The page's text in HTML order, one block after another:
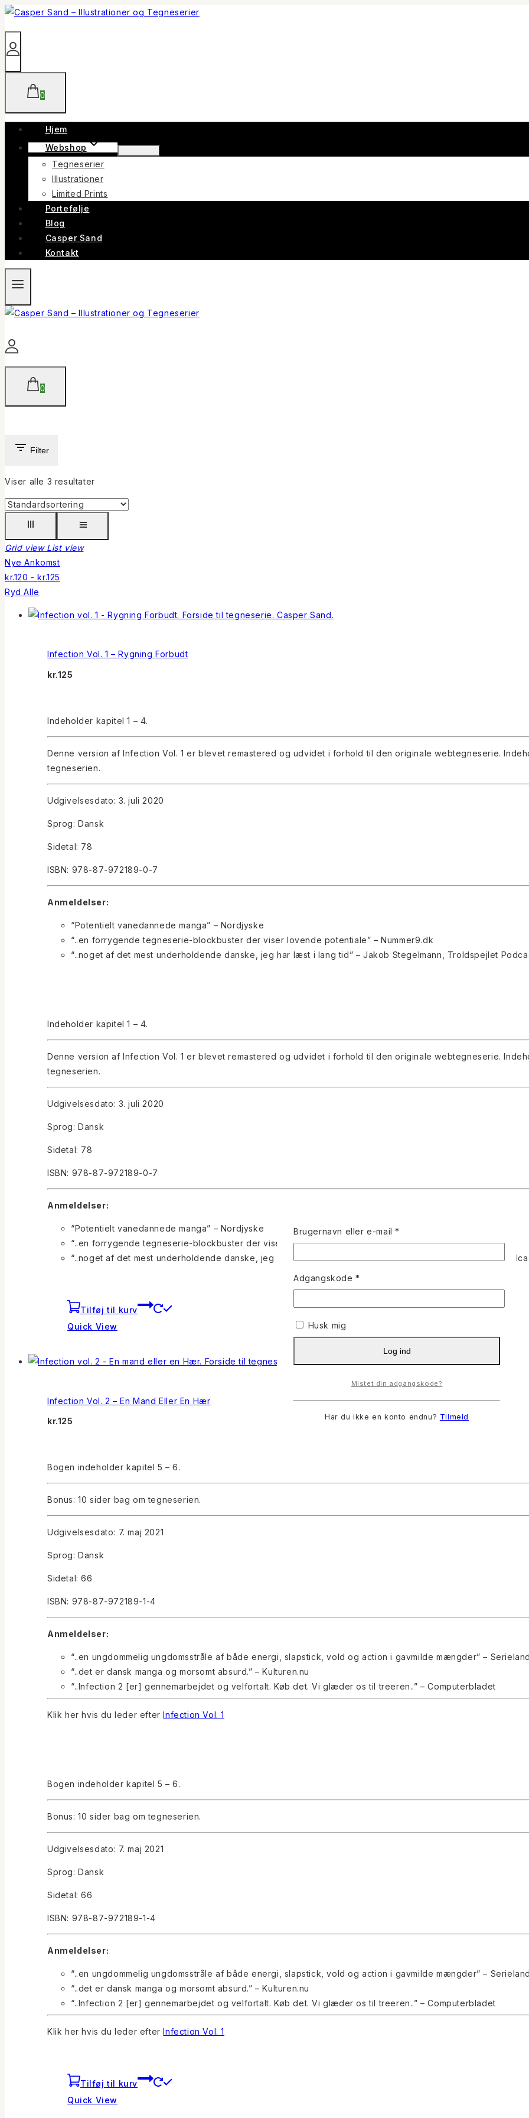
Skip
content
0
Hjem
Webshop
Tegneserier
Illustrationer
Limited Prints
Portefølje
Blog
Casper Sand
Kontakt
0
Filter
Viser alle 3 resultater
Grid view List view
Nye Ankomst
kr.120 -kr.125
Ryd Alle
Infection Vol. 1 – Rygning Forbudt
kr.125
Indeholder kapitel 1 – 4.
Denne version af Infection Vol. 1 er blevet remastered og udvidet i forhold til den originale webtegneserie.
tegneserien.
Udgivelsesdato: 3. juli 2020
Sprog: Dansk
Sidetal: 78
ISBN: 978-87-972189-0-7
Anmeldelser:
“Potentielt vanedannede manga” – Nordjyske
“..en forrygende tegneserie-blockbuster der viser lovende potentiale” – Nummer9.dk
“..noget af det mest underholdende danske, jeg har læst i lang tid” – Jakob Stegelmann, Troldspejlet
Indeholder kapitel 1 – 4.
Denne version af Infection Vol. 1 er blevet remastered og udvidet i forhold til den originale webtegneserie.
tegneserien.
Udgivelsesdato: 3. juli 2020
Sprog: Dansk
Sidetal: 78
ISBN: 978-87-972189-0-7
Anmeldelser:
“Potentielt vanedannede manga” – Nordjyske
“..en forrygende tegneserie-blockbuster der viser lovende potentiale” – Nummer9.dk
“..noget af det mest underholdende danske, jeg har læst i lang tid” – Jakob Stegelmann, Troldspejlet
Tilføj til kurv
Quick View
Infection Vol. 2 – En Mand Eller En Hær
kr.125
Bogen indeholder kapitel 5 – 6.
Bonus: 10 sider bag om tegneserien.
Udgivelsesdato: 7. maj 2021
Sprog: Dansk
Sidetal: 66
ISBN: 978-87-972189-1-4
Anmeldelser:
“..en ungdommelig ungdomsstråle af både energi, slapstick, vold og action i gavmilde mængder” –
“..det er dansk manga og morsomt absurd.” – Kulturen.nu
“..Infection 2 [er] gennemarbejdet og velfortalt. Køb det. Vi glæder os til treeren..” – Computerbladet
Klik her hvis du leder efterInfection Vol. 1
Bogen indeholder kapitel 5 – 6.
Bonus: 10 sider bag om tegneserien.
Udgivelsesdato: 7. maj 2021
Sprog: Dansk
Sidetal: 66
ISBN: 978-87-972189-1-4
Anmeldelser:
“..en ungdommelig ungdomsstråle af både energi, slapstick, vold og action i gavmilde mængder” –
“..det er dansk manga og morsomt absurd.” – Kulturen.nu
“..Infection 2 [er] gennemarbejdet og velfortalt. Køb det. Vi glæder os til treeren..” – Computerbladet
Klik her hvis du leder efterInfection Vol. 1
Tilføj til kurv
Quick View
Brugernavn eller e-mail*
Adgangskode*
Husk mig
Log ind
Mistet din adgangskode?
Har du ikke en konto endnu? Tilmeld